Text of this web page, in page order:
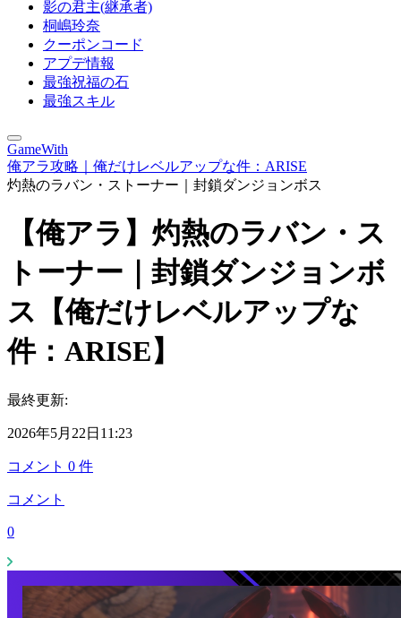
影の君主(継承者)
桐嶋玲奈
クーポンコード
アプデ情報
最強祝福の石
最強スキル
GameWith
俺アラ攻略｜俺だけレベルアップな件：ARISE
灼熱のラバン・ストーナー｜封鎖ダンジョンボス
【俺アラ】灼熱のラバン・ス
トーナー｜封鎖ダンジョンボ
ス【俺だけレベルアップな
件：ARISE】
最終更新:
2026年5月22日11:23
コメント 0 件
コメント
0